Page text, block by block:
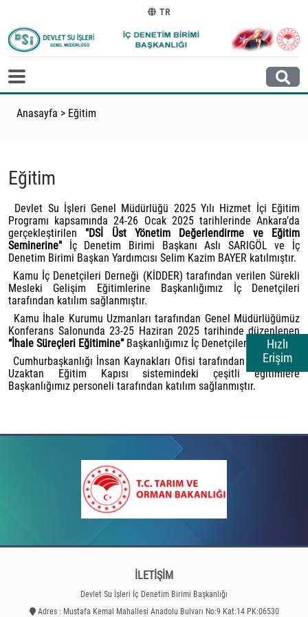
Hızlı
Erişim
TR
Anasayfa > Eğitim
Eğitim
Devlet Su İşleri Genel Müdürlüğü 2025 Yılı Hizmet İçi Eğitim
Programı kapsamında 24-26 Ocak 2025 tarihlerinde Ankara’da
gerçekleştirilen "DSİ Üst Yönetim Değerlendirme ve Eğitim
Seminerine" İç Denetim Birimi Başkanı Aslı SARIGÖL ve İç
Denetim Birimi Başkan Yardımcısı Selim Kazim BAYER katılmıştır.
Kamu İç Denetçileri Derneği (KİDDER) tarafından verilen Sürekli
Mesleki Gelişim Eğitimlerine Başkanlığımız İç Denetçileri
tarafından katılım sağlanmıştır.
Kamu İhale Kurumu Uzmanları tarafından Genel Müdürlüğümüz
Konferans Salonunda 23-25 Haziran 2025 tarihinde düzenlenen
“İhale Süreçleri Eğitimine”Başkanlığımız İç Denetçileri katılmıştır.
Cumhurbaşkanlığı İnsan Kaynakları Ofisi tarafından düzenlenen
Uzaktan Eğitim Kapısı sistemindeki çeşitli eğitimlere
Başkanlığımız personeli tarafından katılım sağlanmıştır.
İLETİŞİM
Devlet Su İşleri İç Denetim Birimi Başkanlığı
Adres : Mustafa Kemal Mahallesi Anadolu Bulvarı No:9 Kat:14 PK:06530